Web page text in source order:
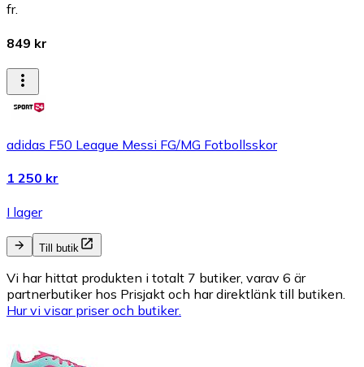
fr.
849 kr
adidas F50 League Messi FG/MG Fotbollsskor
1 250 kr
I lager
Till butik
Vi har hittat produkten i totalt 7 butiker, varav 6 är
partnerbutiker hos Prisjakt och har direktlänk till butiken.
Hur vi visar priser och butiker.